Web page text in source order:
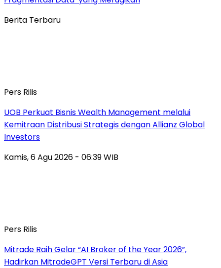
Berita Terbaru
Pers Rilis
UOB Perkuat Bisnis Wealth Management melalui
Kemitraan Distribusi Strategis dengan Allianz Global
Investors
Kamis, 6 Agu 2026 - 06:39 WIB
Pers Rilis
Mitrade Raih Gelar “AI Broker of the Year 2026”,
Hadirkan MitradeGPT Versi Terbaru di Asia